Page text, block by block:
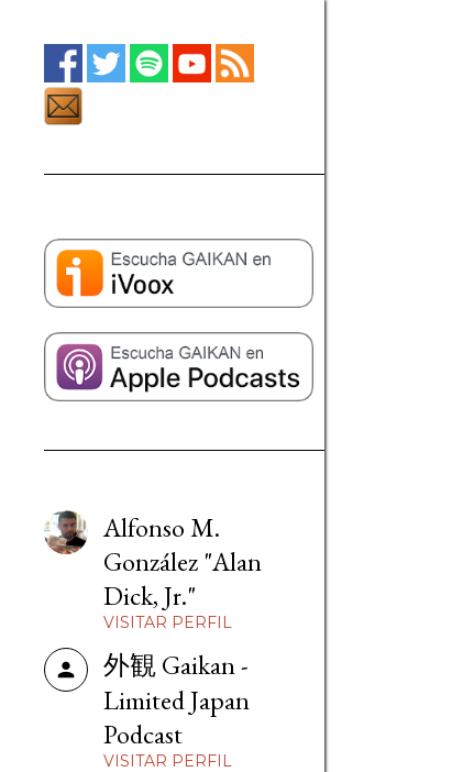
Alfonso M.
González "Alan
Dick, Jr."
VISITAR PERFIL
外観 Gaikan -
Limited Japan
Podcast
VISITAR PERFIL